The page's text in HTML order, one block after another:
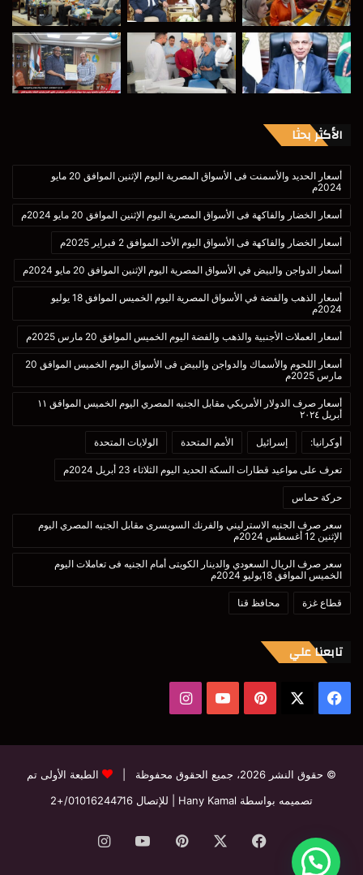
الأكثر بحثا
أسعار الحديد والأسمنت فى الأسواق المصرية اليوم الإثنين الموافق 20 مايو
2024م
أسعار الخضار والفاكهة فى الأسواق المصرية اليوم الإثنين الموافق 20 مايو 2024م
أسعار الخضار والفاكهة فى الأسواق اليوم الأحد الموافق 2 فبراير 2025م
أسعار الدواجن والبيض في الأسواق المصرية اليوم الإثنين الموافق 20 مايو 2024م
أسعار الذهب والفضة في الأسواق المصرية اليوم الخميس الموافق 18 يوليو
2024م
أسعار العملات الأجنبية والذهب والفضة اليوم الخميس الموافق 20 مارس 2025م
أسعار اللحوم والأسماك والدواجن والبيض فى الأسواق اليوم الخميس الموافق 20
مارس 2025م
أسعار صرف الدولار الأمريكي مقابل الجنيه المصري اليوم الخميس الموافق ١١
أبريل ٢٠٢٤
أوكرانيا: إسرائيل الأمم المتحدة الولايات المتحدة
تعرف على مواعيد قطارات السكة الحديد اليوم الثلاثاء 23 أبريل 2024م
حركة حماس
سعر صرف الجنيه الاسترليني والفرنك السويسرى مقابل الجنيه المصري اليوم
الإثنين 12 أغسطس 2024م
سعر صرف الريال السعودي والدينار الكويتى أمام الجنيه فى تعاملات اليوم
الخميس الموافق 18يوليو 2024م
قطاع غزة محافظ قنا
تابعنا علي
فيسبوك بينتيريست‫YouTube
© حقوق النشر 2026، جميع الحقوق محفوظة |
الطبعة الأولى تم
تصميمه بواسطة Hany Kamal
| للإتصال 01016244716/+2
فيسبوك بينتيريست‫YouTube